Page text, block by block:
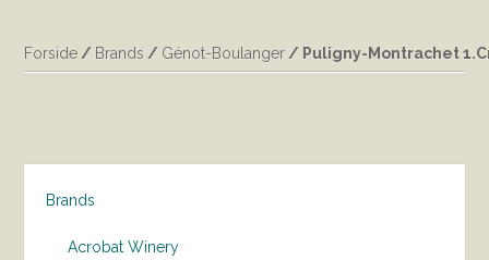
Forside / Brands / Génot-Boulanger / Puligny-Montrachet
Brands
Acrobat Winery